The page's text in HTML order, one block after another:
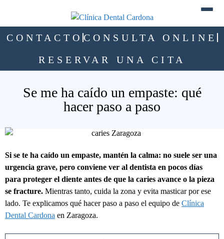
CONTACTO CONSULTA ONLINE
RESERVAR UNA CITA
Se me ha caído un empaste: qué
hacer paso a paso
Si se te ha caído un empaste, mantén la calma: no suele ser una
urgencia grave, pero conviene ver al dentista en pocos días
para proteger el diente antes de que la caries avance o la pieza
se fracture. Mientras tanto, cuida la zona y evita masticar por ese
lado. Te explicamos qué hacer paso a paso el equipo de Clínica
Dental Cardona en Zaragoza.